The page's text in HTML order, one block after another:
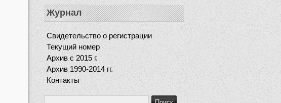
Журнал
Свидетельство о регистрации
Текущий номер
Архив c 2015 г.
Архив 1990-2014 гг.
Контакты